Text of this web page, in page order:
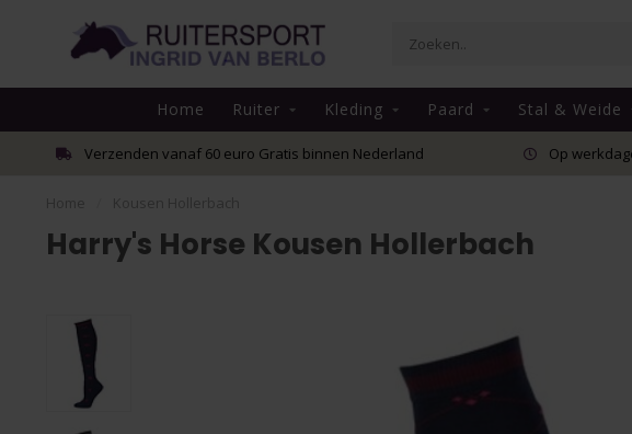
Home Ruiter Kleding Paard Stal & Weide
Verzenden vanaf 60 euro Gratis binnen Nederland Op
Harry's Horse Kousen Hollerbach